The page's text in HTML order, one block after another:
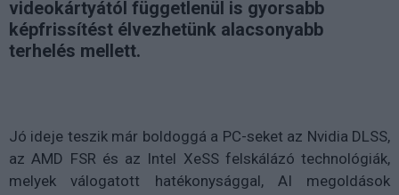
videokártyától függetlenül is gyorsabb
képfrissítést élvezhetünk alacsonyabb
terhelés mellett.
Jó ideje teszik már boldoggá a PC-seket az Nvidia DLSS,
az AMD FSR és az Intel XeSS felskálázó technológiák,
melyek válogatott hatékonysággal, AI megoldások